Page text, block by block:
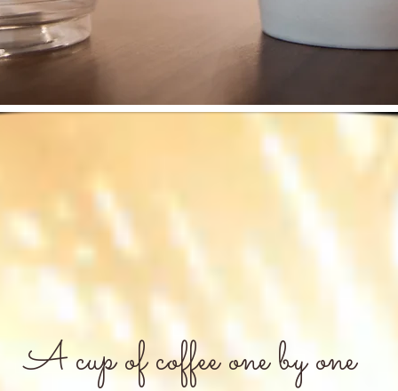
A cup of coffee one by one